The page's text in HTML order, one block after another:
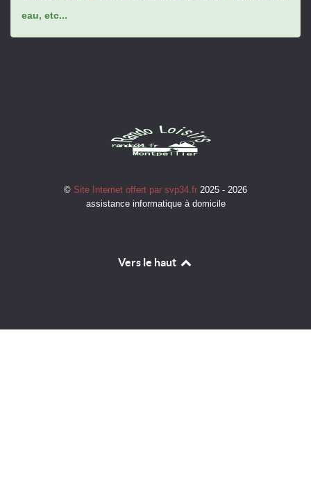
eau, etc...
© Site Internet offert par svp34.fr 2025 - 2026
assistance informatique à domicile
Vers le haut